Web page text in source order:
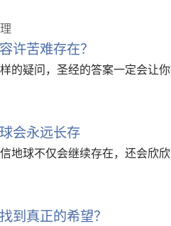
许苦难存在？
的疑问，圣经的答案一定会让你
会永远长存
地球不仅会继续存在，还会欣欣
到真正的希望？